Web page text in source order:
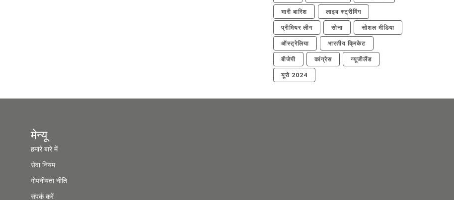
भारी बारिश
लाइव स्ट्रीमिंग
प्रीमियर लीग
सोना
सोशल मीडिया
ऑस्ट्रेलिया
भारतीय क्रिकेट
बीजेपी
कांग्रेस
न्यूजीलैंड
यूरो 2024
मेन्यू
हमारे बारे में
सेवा नियम
गोपनीयता नीति
संपर्क करें